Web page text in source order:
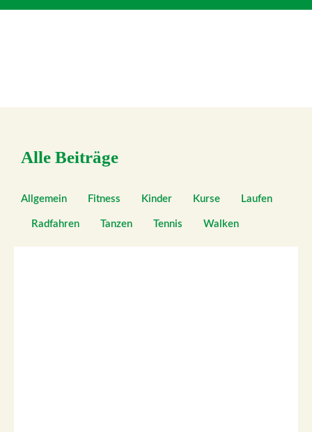
Alle Beiträge
Allgemein Fitness Kinder Kurse Laufen
Radfahren Tanzen Tennis Walken